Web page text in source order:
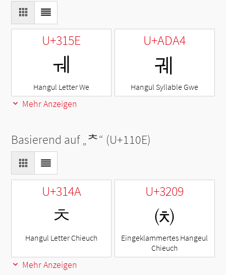
U+315E
ㅞ
Hangul Letter We
U+ADA4
궤
Hangul Syllable Gwe
Mehr Anzeigen
Basierend auf „ᄎ“ (U+110E)
U+314A
ㅊ
Hangul Letter Chieuch
U+3209
㈉
Eingeklammertes Hangeul
Chieuch
Mehr Anzeigen